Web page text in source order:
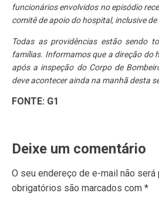
funcionários envolvidos no episódio
comitê de apoio do hospital, inclusive
Todas as providências estão sendo
famílias. Informamos que a direção do
após a inspeção do Corpo de
deve acontecer ainda na manhã desta
FONTE: G1
Deixe um comentário
O seu endereço de e-mail não será
obrigatórios são marcados com *